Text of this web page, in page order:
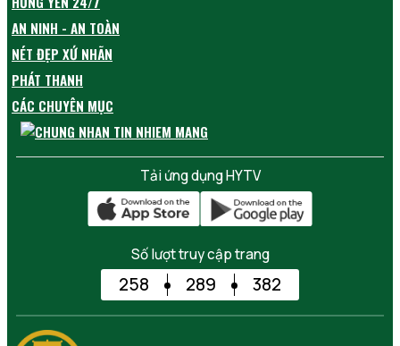
AN NINH - AN TOÀN
NÉT ĐẸP XỨ NHÃN
PHÁT THANH
CÁC CHUYÊN MỤC
Tải ứng dụng HYTV
Số lượt truy cập trang
258 289 382